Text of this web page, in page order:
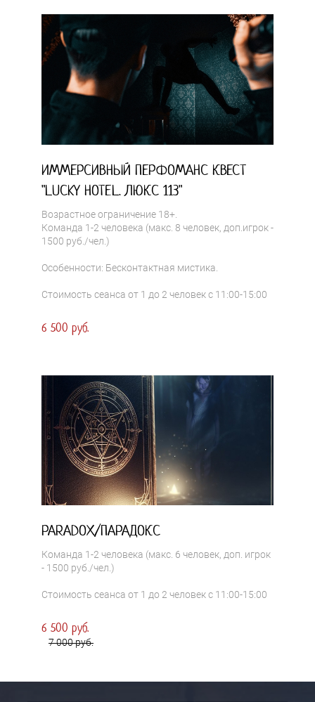
ИММЕРСИВНЫЙ ПЕРФОМАНС КВЕСТ
"LUCKY HOTEL. ЛЮКС 113"
Возрастное ограничение 18+.
Команда 1-2 человека (макс. 8 человек, доп.игрок -
1500 руб./чел.)
Особенности: Бесконтактная мистика.
Стоимость сеанса от 1 до 2 человек с 11:00-15:00
6 500 руб.
PARADOX/ПАРАДОКС
Команда 1-2 человека (макс. 6 человек, доп. игрок
- 1500 руб./чел.)
Стоимость сеанса от 1 до 2 человек с 11:00-15:00
6 500 руб.
7 000 руб.